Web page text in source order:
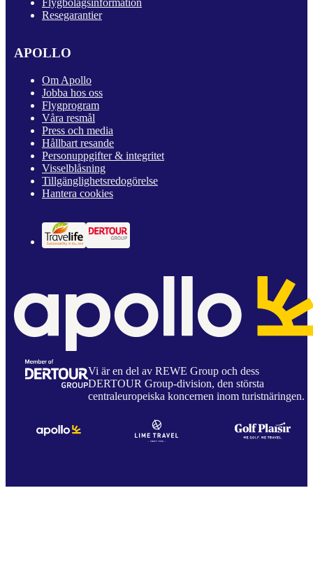
Resegarantier
APOLLO
Om Apollo
Jobba hos oss
Flygprogram
Våra resmål
Press och media
Hållbart resande
Personuppgifter & integritet
Visselblåsning
Tillgänglighetsredogörelse
Hantera cookies
Vi är en del av REWE Group och dess
DERTOUR Group-division, den största
centraleuropeiska koncernen inom turistnäringen.